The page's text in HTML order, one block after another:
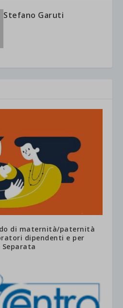
Stefano Garuti
di maternità/paternità
dipendenti e per